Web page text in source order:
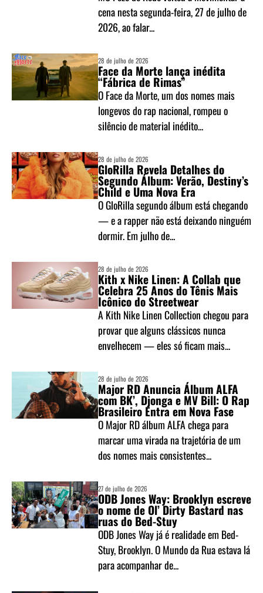
cena nesta segunda-feira, 27 de julho de
2026, ao falar...
28 de julho de 2026
Face da Morte lança inédita
“Fábrica de Rimas”
O Face da Morte, um dos nomes mais
longevos do rap nacional, rompeu o
silêncio de material inédito...
28 de julho de 2026
GloRilla Revela Detalhes do
Segundo Álbum: Verão, Destiny’s
Child e Uma Nova Era
O GloRilla segundo álbum está chegando
— e a rapper não está deixando ninguém
dormir. Em julho de...
28 de julho de 2026
Kith x Nike Linen: A Collab que
Celebra 25 Anos do Tênis Mais
Icônico do Streetwear
A Kith Nike Linen Collection chegou para
provar que alguns clássicos nunca
envelhecem — eles só ficam mais...
28 de julho de 2026
Major RD Anuncia Álbum ALFA
com BK’, Djonga e MV Bill: O Rap
Brasileiro Entra em Nova Fase
O Major RD álbum ALFA chega para
marcar uma virada na trajetória de um
dos nomes mais consistentes...
27 de julho de 2026
ODB Jones Way: Brooklyn escreve
o nome de Ol’ Dirty Bastard nas
ruas do Bed-Stuy
ODB Jones Way já é realidade em Bed-
Stuy, Brooklyn. O Mundo da Rua estava lá
para acompanhar de...